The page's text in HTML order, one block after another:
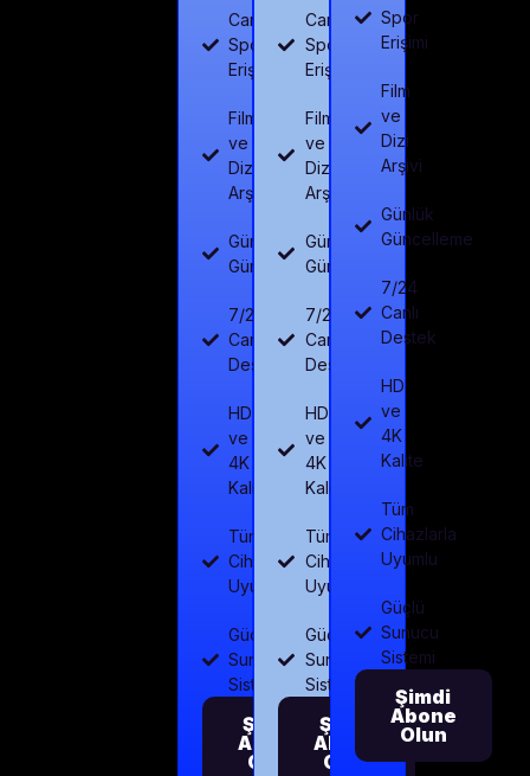
Canlı
Spor
Erişimi
Film
ve
Dizi
Arşivi
Günlük
Güncelleme
7/24
Canlı
Destek
HD
ve
4K
Kalite
Tüm
Cihazlarla
Uyumlu
Güçlü
Sunucu
Sistemi
Şimdi
Abone
Olun
Canlı
Spor
Erişimi
Film
ve
Dizi
Arşivi
Günlük
Güncelleme
7/24
Canlı
Destek
HD
ve
4K
Kalite
Tüm
Cihazlarla
Uyumlu
Güçlü
Sunucu
Sistemi
Şimdi
Abone
Olun
Spor
Erişimi
Film
ve
Dizi
Arşivi
Günlük
Güncelleme
7/24
Canlı
Destek
HD
ve
4K
Kalite
Tüm
Cihazlarla
Uyumlu
Güçlü
Sunucu
Sistemi
Şimdi
Abone
Olun